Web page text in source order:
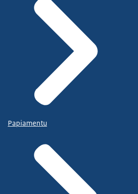
Papiamentu